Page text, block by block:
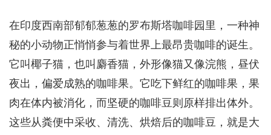
在印度西南部郁郁葱葱的罗布斯塔咖啡园里，一种神
秘的小动物正悄悄参与着世界上最昂贵咖啡的诞生。
它叫椰子猫，也叫麝香猫，外形像猫又像浣熊，昼伏
夜出，偏爱成熟的咖啡果。它吃下鲜红的咖啡果，果
肉在体内被消化，而坚硬的咖啡豆则原样排出体外。
这些从粪便中采收、清洗、烘焙后的咖啡豆，就是大